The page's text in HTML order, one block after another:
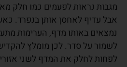
מגבות נראות לפעמים כמו חלק
אבל עדיף לאחסן אותן בנפרד.
נמצאים באותו מדף, הערימות
לשמור על סדר. לכן מומלץ
לפחות לחלק את המדף לשני